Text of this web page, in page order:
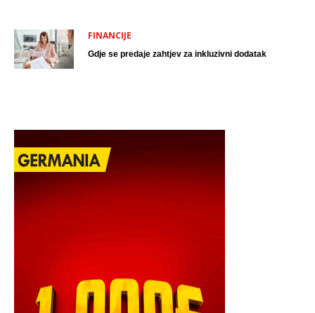
FINANCIJE
Gdje se predaje zahtjev za inkluzivni dodatak